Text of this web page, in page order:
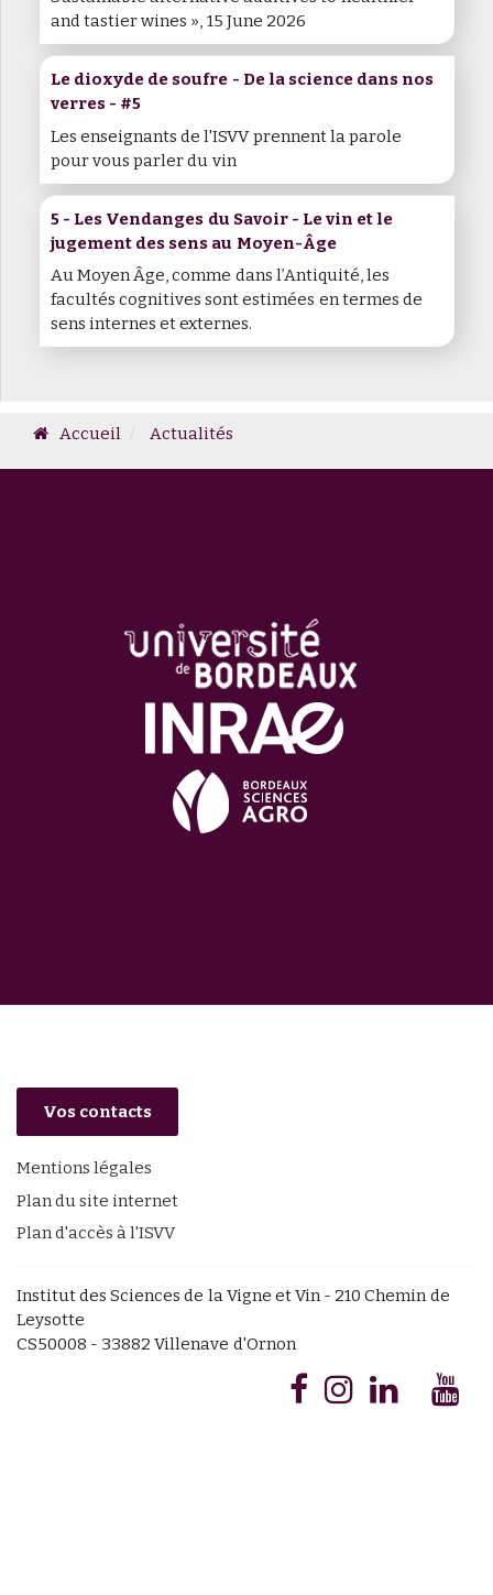
and tastier wines », 15 June 2026
Le dioxyde de soufre - De la science dans nos
verres - #5
Les enseignants de l'ISVV prennent la parole
pour vous parler du vin
5 - Les Vendanges du Savoir - Le vin et le
jugement des sens au Moyen-Âge
Au Moyen Âge, comme dans l’Antiquité, les
facultés cognitives sont estimées en termes de
sens internes et externes.
Accueil Actualités
Vos contacts
Mentions légales
Plan du site internet
Plan d'accès à l'ISVV
Institut des Sciences de la Vigne et Vin - 210 Chemin de
Leysotte
CS50008 - 33882 Villenave d'Ornon